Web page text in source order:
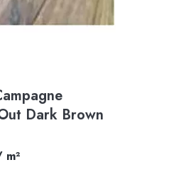
Dark Brown